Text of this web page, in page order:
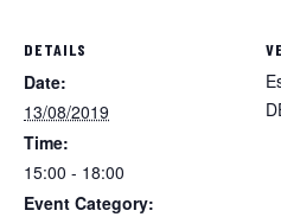
DETAILS
Date:
13/08/2019
Time:
15:00 - 18:00
Event Category: